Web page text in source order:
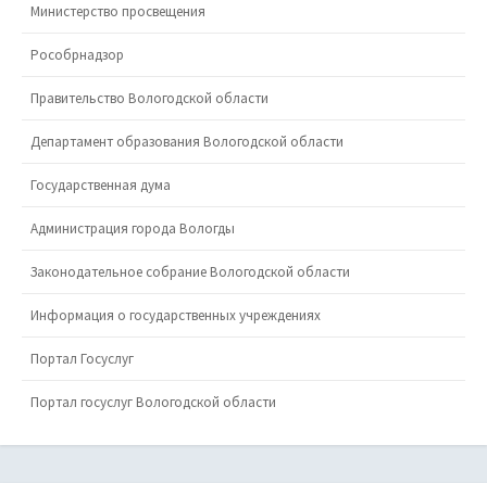
Министерство просвещения
Рособрнадзор
Правительство Вологодской области
Департамент образования Вологодской области
Государственная дума
Администрация города Вологды
Законодательное собрание Вологодской области
Информация о государственных учреждениях
Портал Госуслуг
Портал госуслуг Вологодской области